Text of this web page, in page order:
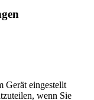
Gerät eingestellt
wenn Sie